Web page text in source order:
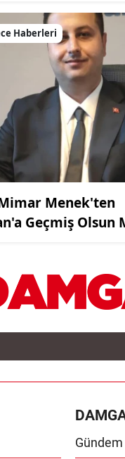
Haberleri
Menek'ten
Geçmiş Olsun
Gündem